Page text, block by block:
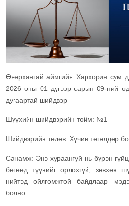
Өвөрхангай аймгийн Хархорин сум
2026 оны 01 дүгээр сарын 09-ний
дугаартай шийдвэр
Шүүхийн шийдвэрийн тойм: №1
Шийдвэрийн төлөв: Хүчин төгөлдөр
Санамж: Энэ хураангуй нь бүрэн
бөгөөд түүнийг орлохгүй, зөвхөн
нийтэд ойлгомжтой байдлаар
болно.